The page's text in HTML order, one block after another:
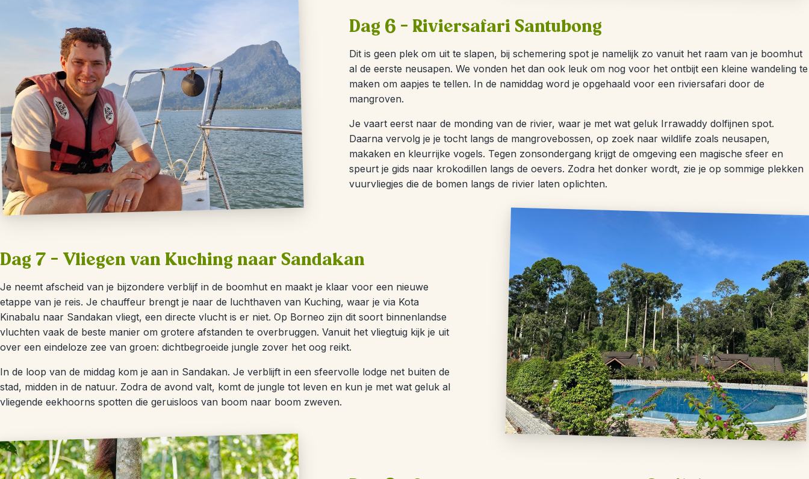
Dag 6 – Riviersafari Santubong
Dit is geen plek om uit te slapen, bij schemering spot je namelijk zo vanuit het raam van je boomhut
al de eerste neusapen. We vonden het dan ook leuk om nog voor het ontbijt een kleine wandeling te
maken om aapjes te tellen. In de namiddag word je opgehaald voor een riviersafari door de
mangroven.
Je vaart eerst naar de monding van de rivier, waar je met wat geluk Irrawaddy dolfijnen spot.
Daarna vervolg je je tocht langs de mangrovebossen, op zoek naar wildlife zoals neusapen,
makaken en kleurrijke vogels. Tegen zonsondergang krijgt de omgeving een magische sfeer en
speurt je gids naar krokodillen langs de oevers. Zodra het donker wordt, zie je op sommige plekken
vuurvliegjes die de bomen langs de rivier laten oplichten.
Dag 7 – Vliegen van Kuching naar Sandakan
Je neemt afscheid van je bijzondere verblijf in de boomhut en maakt je klaar voor een nieuwe
etappe van je reis. Je chauffeur brengt je naar de luchthaven van Kuching, waar je via Kota
Kinabalu naar Sandakan vliegt, een directe vlucht is er niet. Op Borneo zijn dit soort binnenlandse
vluchten vaak de beste manier om grotere afstanden te overbruggen. Vanuit het vliegtuig kijk je uit
over een eindeloze zee van groen: dichtbegroeide jungle zover het oog reikt.
In de loop van de middag kom je aan in Sandakan. Je verblijft in een sfeervolle lodge net buiten de
stad, midden in de natuur. Zodra de avond valt, komt de jungle tot leven en kun je met wat geluk al
vliegende eekhoorns spotten die geruisloos van boom naar boom zweven.